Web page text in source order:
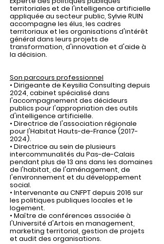
territoriales et de l'intelligence artificielle
appliquée au secteur public, Sylvie RUIN
accompagne les élus, les cadres
territoriaux et les organisations d'intérêt
général dans leurs projets de
transformation, d'innovation et d'aide à
la décision.
Son parcours professionnel
• Dirigeante de Keysilia Consulting depuis
2024, cabinet spécialisé dans
l'accompagnement des décideurs
publics pour l'appropriation des outils
d'intelligence artificielle.
• Directrice de l'association régionale
pour l'Habitat Hauts-de-France (2017-
2024).
• Directrice au sein de plusieurs
intercommunalités du Pas-de-Calais
pendant plus de 13 ans dans les domaines
de l'habitat, de l'aménagement, de
l'environnement et du développement
social.
• Intervenante au CNFPT depuis 2016 sur
les politiques publiques locales et le
logement.
• Maître de conférences associée à
l'Université d'Artois en management,
marketing territorial, gestion de projets
et audit des organisations.